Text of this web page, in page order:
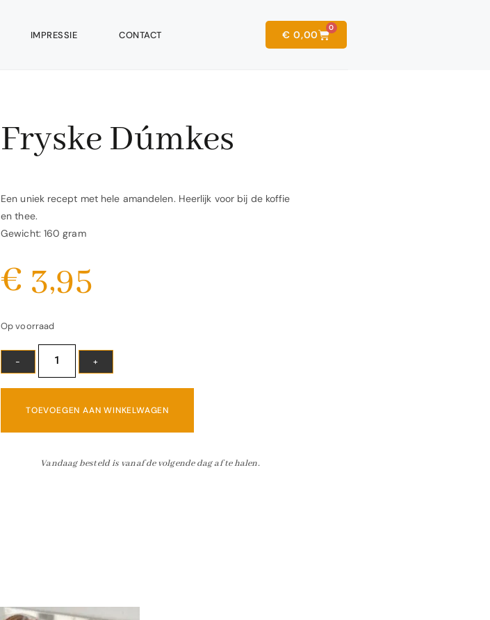
IMPRESSIE CONTACT € 0,00
0
Fryske Dúmkes
Een uniek recept met hele amandelen. Heerlijk voor bij de koffie
en thee.
Gewicht: 160 gram
€ 3,95
Op voorraad
TOEVOEGEN AAN WINKELWAGEN
Vandaag besteld is vanaf de volgende dag af te halen.